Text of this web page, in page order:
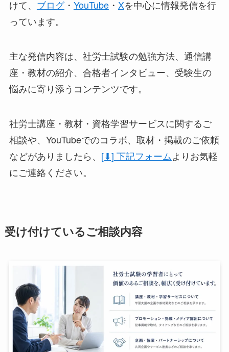
けて、 ブログ・ YouTube・ Xを中心に情報発信を行
っています。
主な発信内容は、社労士試験の勉強方法、通信講
座・教材の紹介、合格者インタビュー、受験生の
悩みに寄り添うコンテンツです。
社労士講座・教材・資格学習サービスに関するご
相談や、YouTubeでのコラボ、取材・掲載のご依頼
などがありましたら、 [⬇] 下記フォームよりお気軽
にご連絡ください。
受け付けているご相談内容